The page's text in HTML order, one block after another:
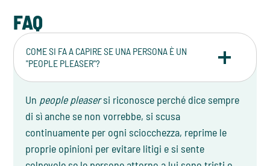
FAQ
COME SI FA A CAPIRE SE UNA PERSONA È UN
"PEOPLE PLEASER"?
Un people pleasersi riconosce perché dice sempre
di sì anche se non vorrebbe, si scusa
continuamente per ogni sciocchezza, reprime le
proprie opinioni per evitare litigi e si sente